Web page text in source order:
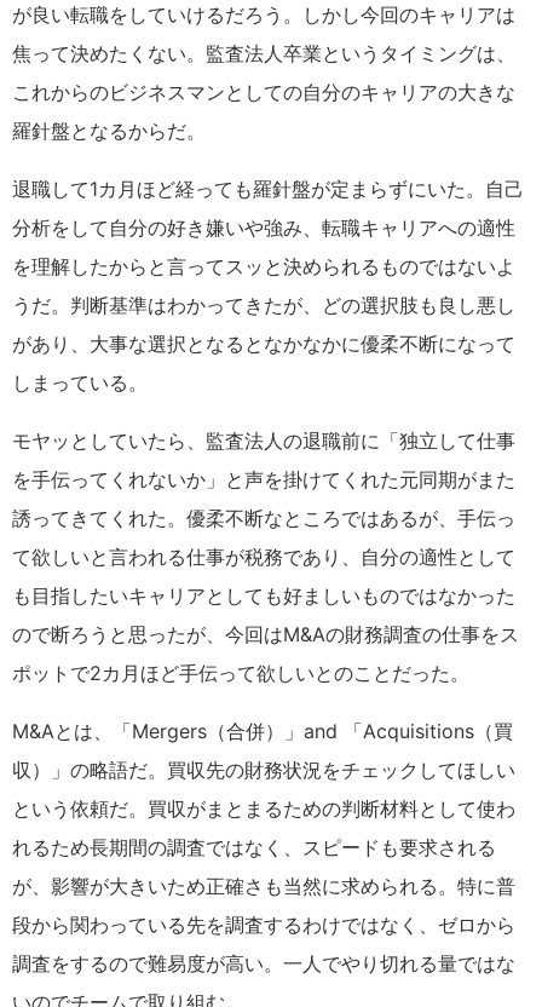
が良い転職をしていけるだろう。しかし今回のキャリアは
焦って決めたくない。監査法人卒業というタイミングは、
これからのビジネスマンとしての自分のキャリアの大きな
羅針盤となるからだ。
退職して1カ月ほど経っても羅針盤が定まらずにいた。自己
分析をして自分の好き嫌いや強み、転職キャリアへの適性
を理解したからと言ってスッと決められるものではないよ
うだ。判断基準はわかってきたが、どの選択肢も良し悪し
があり、大事な選択となるとなかなかに優柔不断になって
しまっている。
モヤッとしていたら、監査法人の退職前に「独立して仕事
を手伝ってくれないか」と声を掛けてくれた元同期がまた
誘ってきてくれた。優柔不断なところではあるが、手伝っ
て欲しいと言われる仕事が税務であり、自分の適性として
も目指したいキャリアとしても好ましいものではなかった
ので断ろうと思ったが、今回はM&Aの財務調査の仕事をス
ポットで2カ月ほど手伝って欲しいとのことだった。
M&Aとは、「Mergers（合併）」and 「Acquisitions（買
収）」の略語だ。買収先の財務状況をチェックしてほしい
という依頼だ。買収がまとまるための判断材料として使わ
れるため長期間の調査ではなく、スピードも要求される
が、影響が大きいため正確さも当然に求められる。特に普
段から関わっている先を調査するわけではなく、ゼロから
調査をするので難易度が高い。一人でやり切れる量ではな
いのでチームで取り組む。